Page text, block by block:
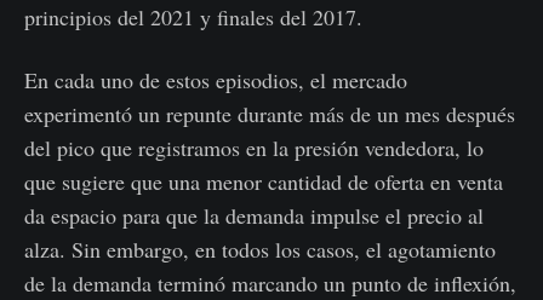
principios del 2021 y finales del 2017.
En cada uno de estos episodios, el mercado
experimentó un repunte durante más de un mes después
del pico que registramos en la presión vendedora, lo
que sugiere que una menor cantidad de oferta en venta
da espacio para que la demanda impulse el precio al
alza. Sin embargo, en todos los casos, el agotamiento
de la demanda terminó marcando un punto de inflexión,